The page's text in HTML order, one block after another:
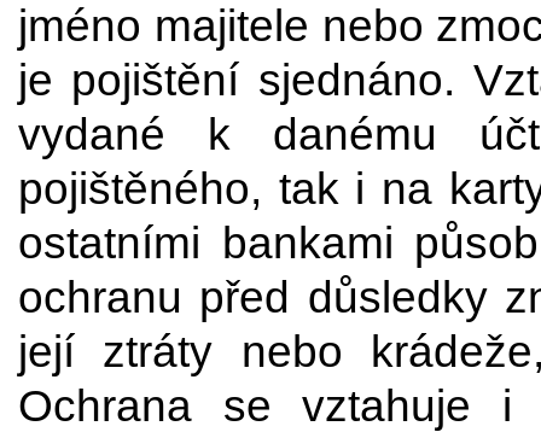
jméno majitele nebo
je pojištění sjednáno.
vydané k danému
pojištěného, tak i na
ostatními bankami
ochranu před důsledky
její ztráty nebo
Ochrana se vztahuje i